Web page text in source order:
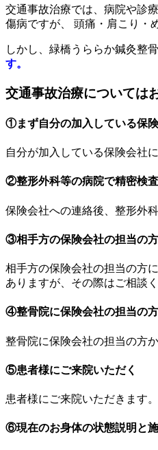
交通事故治療では、病院や診
傷病ですが、 頭痛・肩こり・
しかし、緑橋うららか鍼灸整
す。
交通事故治療については
①まず自分の加入している保
自分が加入している保険会社
②整形外科等の病院で精密検
保険会社への連絡後、整形外
③相手方の保険会社の担当の
相手方の保険会社の担当の方
ありますが、その際はご相談く
④整骨院に保険会社の担当の
整骨院に保険会社の担当の方
⑤患者様にご来院いただく
患者様にご来院いただきます
⑥現在のお身体の状態説明と